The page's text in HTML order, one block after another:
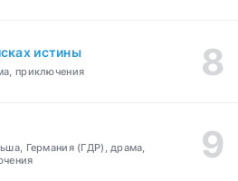
истины
приключения
Германия (ГДР), драма,